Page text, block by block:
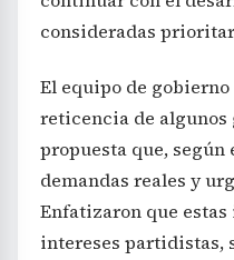
consideradas
El equipo de
reticencia de algunos
propuesta que,
demandas reales y
Enfatizaron que
intereses partidistas,